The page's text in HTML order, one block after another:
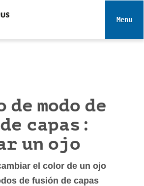
Toggle
de modo de
capas:
un ojo
el color de un ojo
de fusión de capas